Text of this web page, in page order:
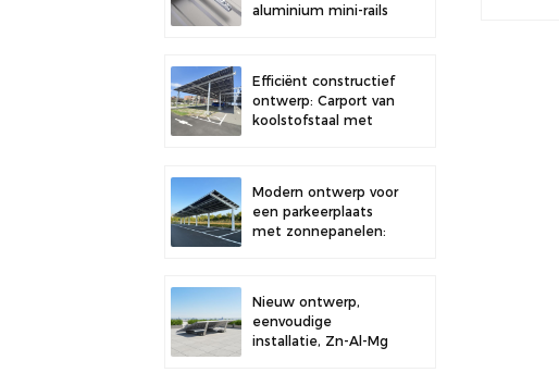
aluminium mini-rails
stabiliteit.
Efficiënt constructief
ontwerp: Carport van
koolstofstaal met
efficiëntie.
Modern ontwerp voor
een parkeerplaats
met zonnepanelen:
een
montagesysteem
voor zonnepanelen.
Nieuw ontwerp,
eenvoudige
installatie, Zn-Al-Mg